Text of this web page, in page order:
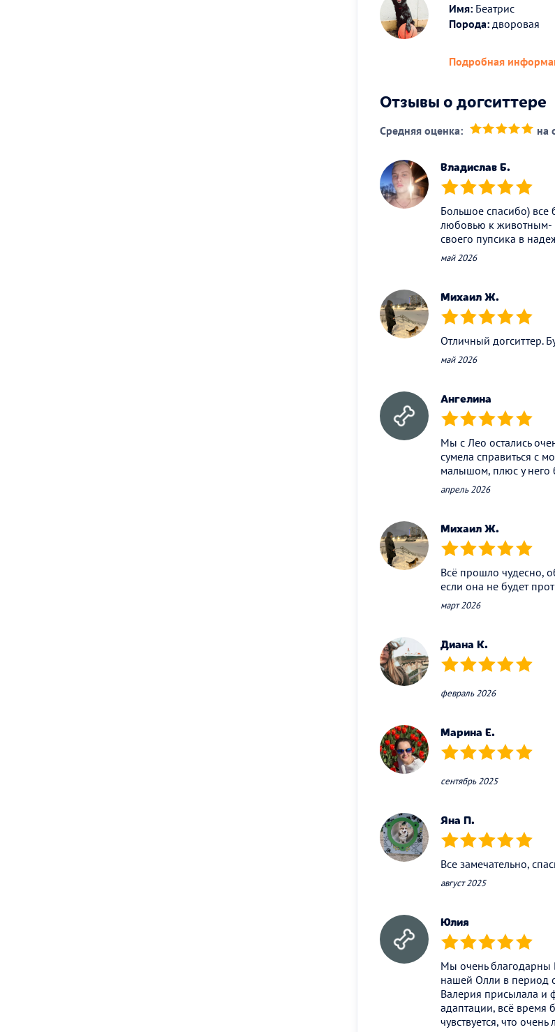
Имя: Беатрис
Порода: дворовая
Подробная
Отзывы о догситтере
Средняя оценка: на
Владислав Б.
(*) (*) (*) (*) (*)
Большое спасибо) все
любовью к животным-
своего пупсика в
май 2026
Михаил Ж.
(*) (*) (*) (*) (*)
Отличный догситтер.
май 2026
Ангелина
(*) (*) (*) (*) (*)
Мы с Лео остались
сумела справиться с
малышом, плюс у него
апрель 2026
Михаил Ж.
(*) (*) (*) (*) (*)
Всё прошло чудесно,
если она не будет
март 2026
Диана К.
(*) (*) (*) (*) (*)
февраль 2026
Марина Е.
(*) (*) (*) (*) (*)
сентябрь 2025
Яна П.
(*) (*) (*) (*) (*)
Все замечательно,
август 2025
Юлия
(*) (*) (*) (*) (*)
Мы очень благодарны
нашей Олли в период
Валерия присылала и
адаптации, всё время
чувствуется, что